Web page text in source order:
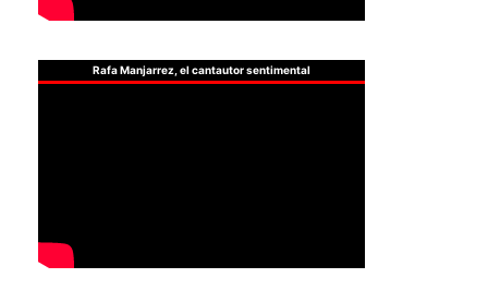
Rafa Manjarrez, el cantautor sentimental